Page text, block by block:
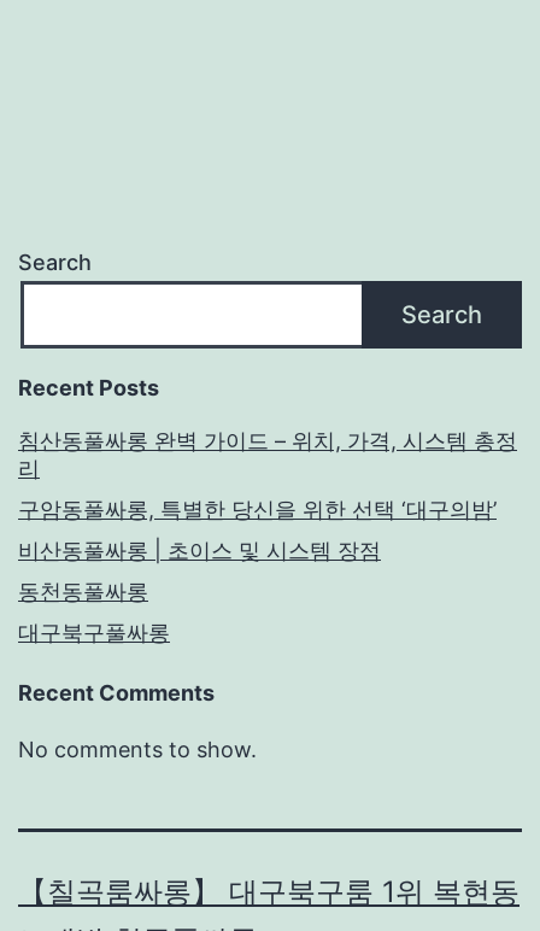
Search
Search
Recent Posts
침산동풀싸롱 완벽 가이드 – 위치, 가격, 시스템 총정
리
구암동풀싸롱, 특별한 당신을 위한 선택 ‘대구의밤’
비산동풀싸롱 | 초이스 및 시스템 장점
동천동풀싸롱
대구북구풀싸롱
Recent Comments
No comments to show.
【칠곡룸싸롱】 대구북구룸 1위 복현동